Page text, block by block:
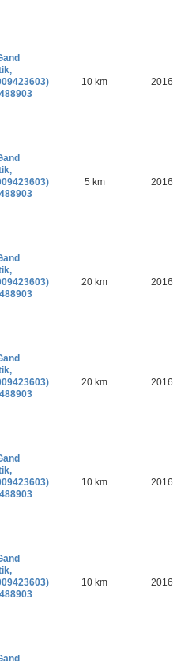
10 km 2016
5 km 2016
20 km 2016
20 km 2016
10 km 2016
10 km 2016